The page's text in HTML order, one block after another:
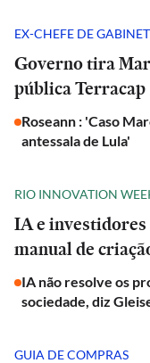
EX-CHEFE DE
Governo tira
pública Terracap
Roseann : 'Caso
antessala de Lula'
RIO INNOVATION
IA e
manual de
IA não resolve os
sociedade, diz
GUIA DE COMPRAS